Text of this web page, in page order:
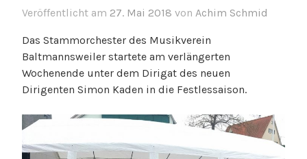
Veröffentlicht am 27. Mai 2018 von Achim Schmid
Das Stammorchester des Musikverein
Baltmannsweiler startete am verlängerten
Wochenende unter dem Dirigat des neuen
Dirigenten Simon Kaden in die Festlessaison.